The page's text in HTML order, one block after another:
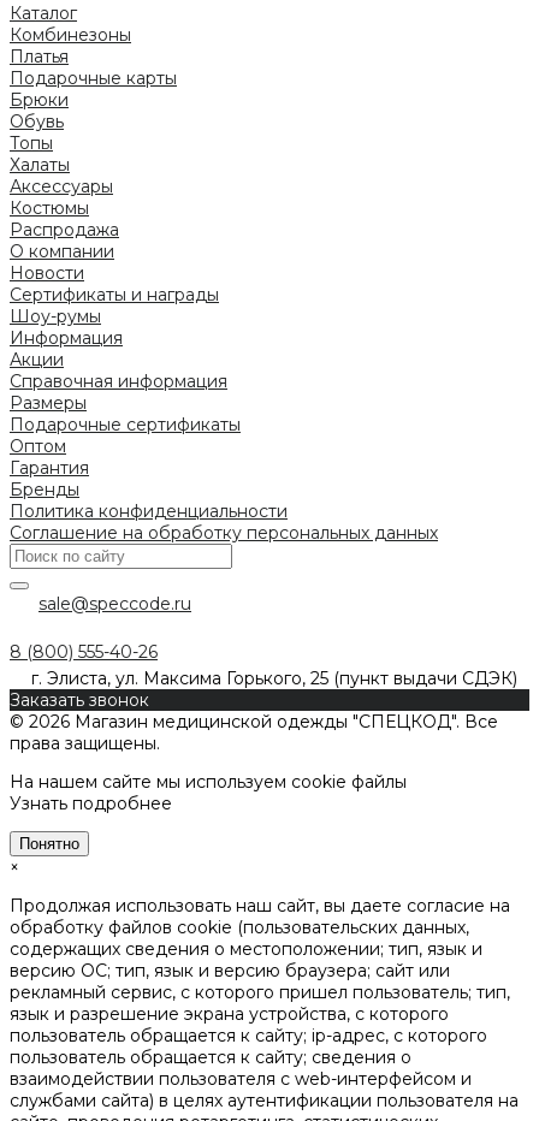
Каталог
Комбинезоны
Платья
Подарочные карты
Брюки
Обувь
Топы
Халаты
Аксессуары
Костюмы
Распродажа
О компании
Новости
Сертификаты и награды
Шоу-румы
Информация
Акции
Справочная информация
Размеры
Подарочные сертификаты
Оптом
Гарантия
Бренды
Политика конфиденциальности
Соглашение на обработку персональных данных
sale@speccode.ru
8 (800) 555-40-26
г. Элиста, ул. Максима Горького, 25 (пункт выдачи СДЭК)
Заказать звонок
© 2026 Магазин медицинской одежды "СПЕЦКОД". Все
права защищены.
На нашем сайте мы используем cookie файлы
Узнать подробнее
Понятно
×
Продолжая использовать наш сайт, вы даете согласие на
обработку файлов cookie (пользовательских данных,
содержащих сведения о местоположении; тип, язык и
версию ОС; тип, язык и версию браузера; сайт или
рекламный сервис, с которого пришел пользователь; тип,
язык и разрешение экрана устройства, с которого
пользователь обращается к сайту; ip-адрес, с которого
пользователь обращается к сайту; сведения о
взаимодействии пользователя с web-интерфейсом и
службами сайта) в целях аутентификации пользователя на